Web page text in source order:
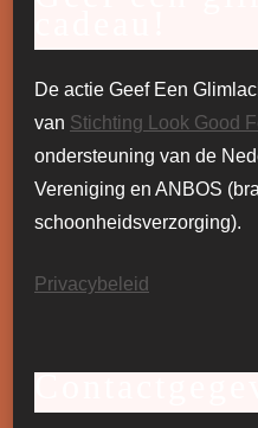
De actie Geef Een
van Stichting Look Good
ondersteuning van de
Vereniging en ANBOS
schoonheidsverzorging).
Privacybeleid